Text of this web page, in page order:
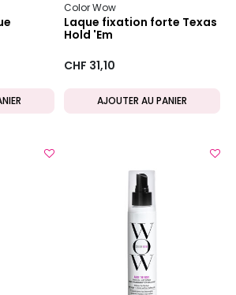
Color Wow
Laque fixation forte Texas
Hold 'Em
CHF 31,10
AJOUTER AU PANIER